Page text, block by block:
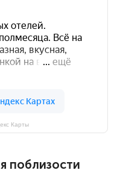
Карты
поблизости